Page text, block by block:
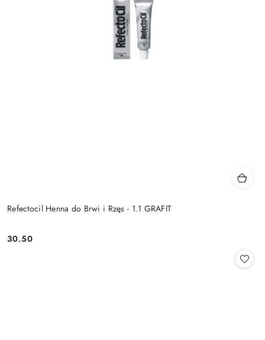
Refectocil Henna do Brwi i Rzęs - 1.1 GRAFIT
Cena:
30.50